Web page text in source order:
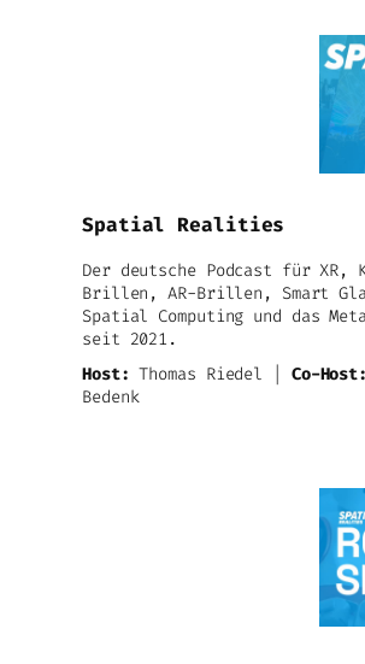
Spatial Realities
Der deutsche Podcast für XR,
Brillen, AR-Brillen, Smart
Spatial Computing und das
seit 2021.
Host: Thomas Riedel | Co-Host:
Bedenk